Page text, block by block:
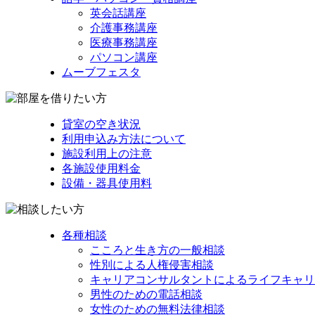
英会話講座
介護事務講座
医療事務講座
パソコン講座
ムーブフェスタ
貸室の空き状況
利用申込み方法について
施設利用上の注意
各施設使用料金
設備・器具使用料
各種相談
こころと生き方の一般相談
性別による人権侵害相談
キャリアコンサルタントによるライフキャ
男性のための電話相談
女性のための無料法律相談